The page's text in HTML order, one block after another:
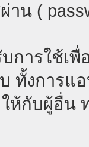
าน (
การใช้เ
ทั้งการแ
ห้กับผู้อื่น